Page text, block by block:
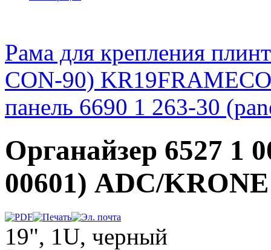
Рама для крепления
CON-90)
панель 6690 1 263-30
Органайзер 6527 1
00601) ADC/KRONE
19", 1U, черный